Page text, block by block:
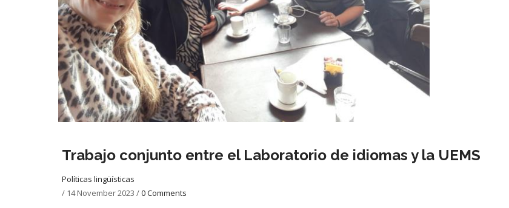
Trabajo conjunto entre el Laboratorio de idiomas y la UEMS
Políticas lingüísticas
/ 14 November 2023 /0 Comments